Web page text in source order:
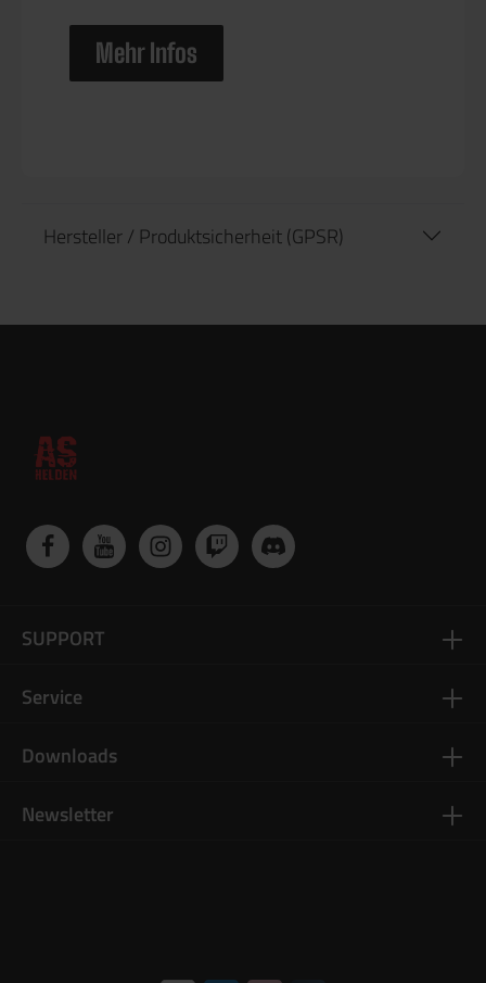
Mehr Infos
Hersteller / Produktsicherheit (GPSR)
Newsletter
SUPPORT
Service
Downloads